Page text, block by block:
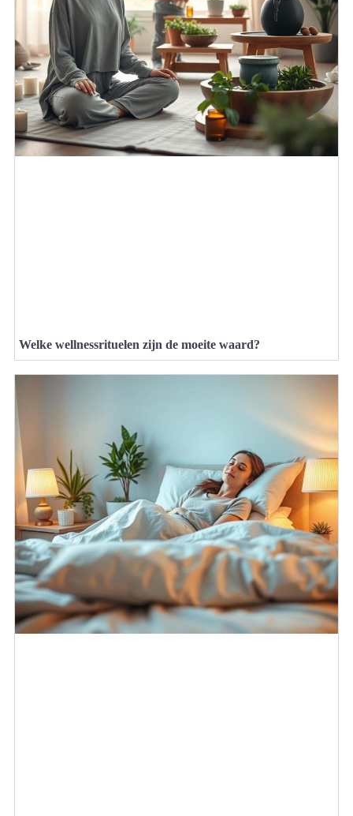
Welke wellnessrituelen zijn de moeite waard?